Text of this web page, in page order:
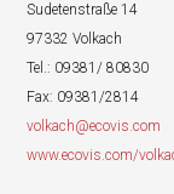
Sudetenstraße 14
97332 Volkach
Tel.: 09381/ 80830
Fax: 09381/2814
volkach@ecovis.com
www.ecovis.com/